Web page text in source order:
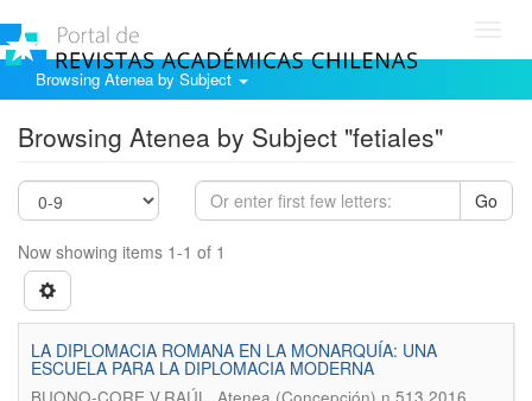
Browsing Atenea by Subject
Browsing Atenea by Subject "fetiales"
Go
Now showing items 1-1 of 1
LA DIPLOMACIA ROMANA EN LA MONARQUÍA: UNA
ESCUELA PARA LA DIPLOMACIA MODERNA
.